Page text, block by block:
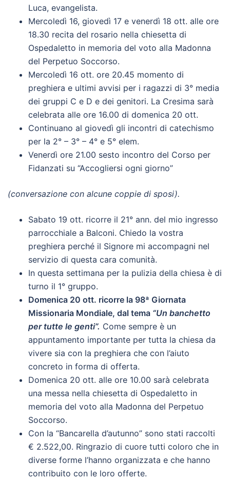
Luca, evangelista.
Mercoledì 16, giovedì 17 e venerdì 18 ott. alle ore
18.30 recita del rosario nella chiesetta di
Ospedaletto in memoria del voto alla Madonna
del Perpetuo Soccorso.
Mercoledì 16 ott. ore 20.45 momento di
preghiera e ultimi avvisi per i ragazzi di 3° media
dei gruppi C e D e dei genitori. La Cresima sarà
celebrata alle ore 16.00 di domenica 20 ott.
Continuano al giovedì gli incontri di catechismo
per la 2° – 3° – 4° e 5° elem.
Venerdì ore 21.00 sesto incontro del Corso per
Fidanzati su “Accogliersi ogni giorno”
(conversazione con alcune coppie di sposi).
Sabato 19 ott. ricorre il 21° ann. del mio ingresso
parrocchiale a Balconi. Chiedo la vostra
preghiera perché il Signore mi accompagni nel
servizio di questa cara comunità.
In questa settimana per la pulizia della chiesa è di
turno il 1° gruppo.
Domenica 20 ott. ricorre la 98ª Giornata
Missionaria Mondiale, dal tema “Un banchetto
per tutte le genti”. Come sempre è un
appuntamento importante per tutta la chiesa da
vivere sia con la preghiera che con l’aiuto
concreto in forma di offerta.
Domenica 20 ott. alle ore 10.00 sarà celebrata
una messa nella chiesetta di Ospedaletto in
memoria del voto alla Madonna del Perpetuo
Soccorso.
Con la “Bancarella d’autunno” sono stati raccolti
€ 2.522,00. Ringrazio di cuore tutti coloro che in
diverse forme l’hanno organizzata e che hanno
contribuito con le loro offerte.